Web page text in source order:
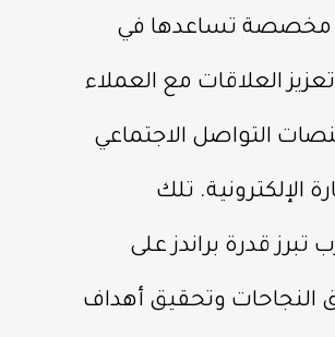
مخصصة تساعدها في
العلاقات مع العملاء
التواصل الاجتماعي
الإلكترونية. تلك
تبرز قدرة براندز على
النجاحات وتحقيق أهداف